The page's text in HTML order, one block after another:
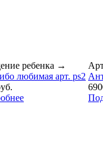
ребенка →
любимая арт. ps2